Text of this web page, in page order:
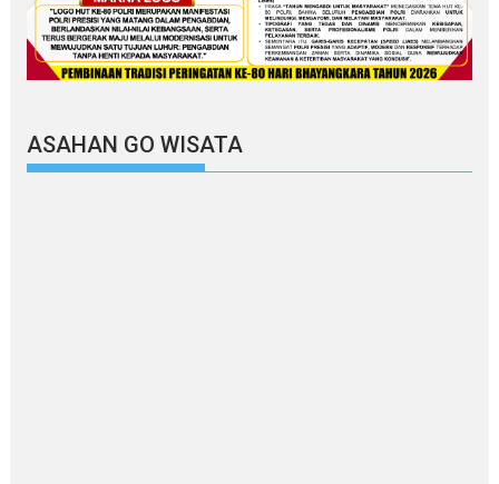
ASAHAN GO WISATA